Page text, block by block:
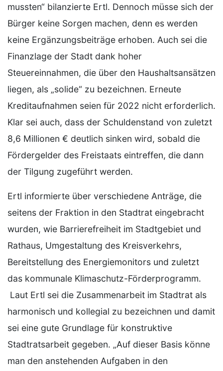
mussten“ bilanzierte Ertl. Dennoch müsse sich der
Bürger keine Sorgen machen, denn es werden
keine Ergänzungsbeiträge erhoben. Auch sei die
Finanzlage der Stadt dank hoher
Steuereinnahmen, die über den Haushaltsansätzen
liegen, als „solide“ zu bezeichnen. Erneute
Kreditaufnahmen seien für 2022 nicht erforderlich.
Klar sei auch, dass der Schuldenstand von zuletzt
8,6 Millionen € deutlich sinken wird, sobald die
Fördergelder des Freistaats eintreffen, die dann
der Tilgung zugeführt werden.
Ertl informierte über verschiedene Anträge, die
seitens der Fraktion in den Stadtrat eingebracht
wurden, wie Barrierefreiheit im Stadtgebiet und
Rathaus, Umgestaltung des Kreisverkehrs,
Bereitstellung des Energiemonitors und zuletzt
das kommunale Klimaschutz-Förderprogramm.
Laut Ertl sei die Zusammenarbeit im Stadtrat als
harmonisch und kollegial zu bezeichnen und damit
sei eine gute Grundlage für konstruktive
Stadtratsarbeit gegeben. „Auf dieser Basis könne
man den anstehenden Aufgaben in den